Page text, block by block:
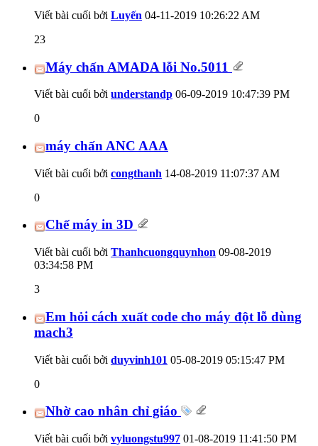
Viết bài cuối bởi Luyến 04-11-2019 10:26:22 AM
23
Máy chấn AMADA lỗi No.5011
Viết bài cuối bởi understandp 06-09-2019 10:47:39 PM
0
máy chấn ANC AAA
Viết bài cuối bởi congthanh 14-08-2019 11:07:37 AM
0
Chế máy in 3D
Viết bài cuối bởi Thanhcuongquynhon 09-08-2019
03:34:58 PM
3
Em hỏi cách xuất code cho máy đột lỗ dùng
mach3
Viết bài cuối bởi duyvinh101 05-08-2019 05:15:47 PM
0
Nhờ cao nhân chỉ giáo
Viết bài cuối bởi vyluongstu997 01-08-2019 11:41:50 PM